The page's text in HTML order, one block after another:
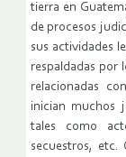
tierra en
de procesos
sus actividades
respaldadas por
relacionadas
inician muchos
tales como
secuestros, etc.